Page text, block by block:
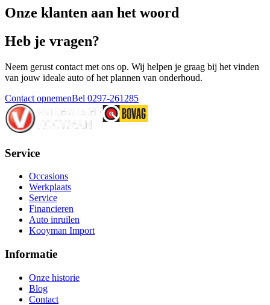
Onze klanten aan het woord
Heb je vragen?
Neem gerust contact met ons op. Wij helpen je graag bij het vinden
van jouw ideale auto of het plannen van onderhoud.
Contact opnemenBel 0297-261285
Service
Occasions
Werkplaats
Service
Financieren
Auto inruilen
Kooyman Import
Informatie
Onze historie
Blog
Contact